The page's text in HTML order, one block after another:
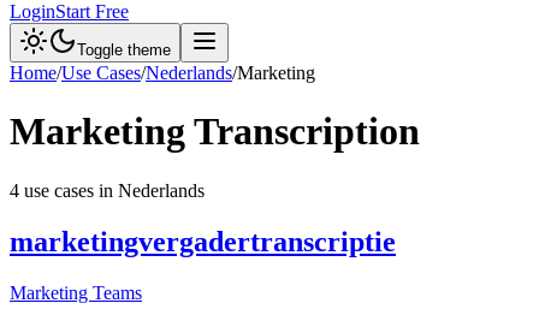
LoginStart Free
Toggle theme
Home/Use Cases/Nederlands/Marketing
MarketingTranscription
4 use cases in Nederlands
marketingvergadertranscriptie
Marketing Teams